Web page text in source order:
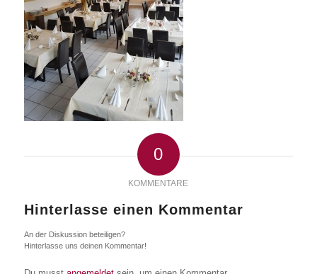
0
KOMMENTARE
Hinterlasse einen Kommentar
An der Diskussion beteiligen?
Hinterlasse uns deinen Kommentar!